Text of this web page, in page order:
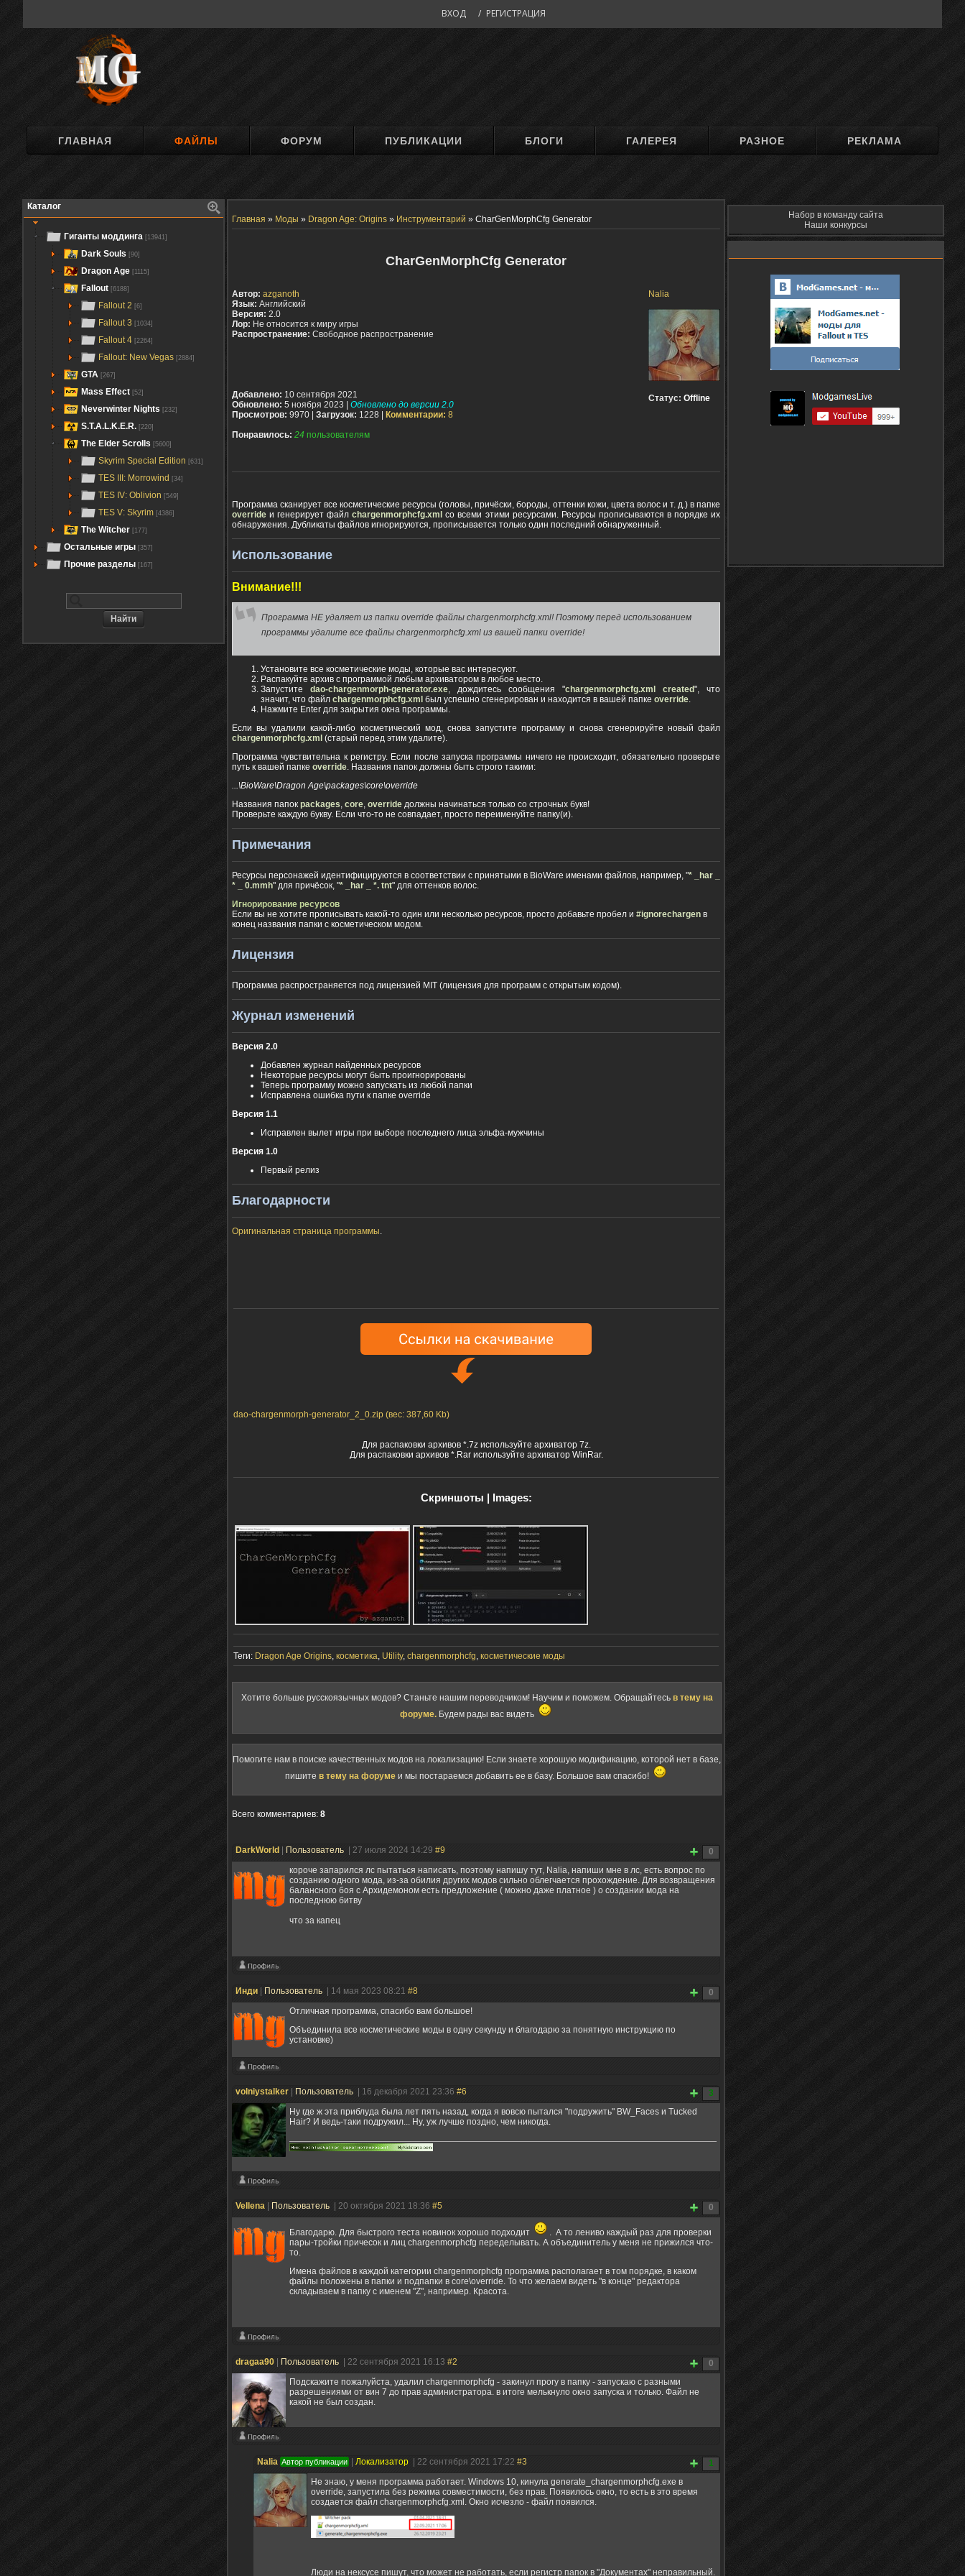
ВХОД / РЕГИСТРАЦИЯ
ГЛАВНАЯ ФАЙЛЫ ФОРУМ ПУБЛИКАЦИИ БЛОГИ ГАЛЕРЕЯ РАЗНОЕ РЕКЛАМА
Каталог
Гиганты моддинга [13941]
Dark Souls [90]
Dragon Age [1115]
Fallout [6188]
Fallout 2 [6]
Fallout 3 [1034]
Fallout 4 [2264]
Fallout: New Vegas [2884]
GTA [267]
Mass Effect [52]
Neverwinter Nights [232]
S.T.A.L.K.E.R. [220]
The Elder Scrolls [5600]
Skyrim Special Edition [631]
TES III: Morrowind [34]
TES IV: Oblivion [549]
TES V: Skyrim [4386]
The Witcher [177]
Остальные игры [357]
Прочие разделы [167]
Главная » Моды » Dragon Age: Origins » Инструментарий » CharGenMorphCfg Generator
CharGenMorphCfg Generator
Nalia
Статус: Offline
Автор: azganoth
Язык: Английский
Версия: 2.0
Лор: Не относится к миру игры
Распространение: Свободное распространение
Добавлено: 10 сентября 2021
Обновлено: 5 ноября 2023 | Обновлено до версии 2.0
Просмотров: 9970 | Загрузок: 1228 | Комментарии: 8
Понравилось: 24 пользователям
Программа сканирует все косметические ресурсы (головы, причёски, бороды, оттенки кожи, цвета волос и т. д.) в папке
override и генерирует файлchargenmorphcfg.xml со всеми этими ресурсами. Ресурсы прописываются в порядке их
обнаружения. Дубликаты файлов игнорируются, прописывается только один последний обнаруженный.
Использование
Внимание!!!
Программа НЕ удаляет из папки override файлы chargenmorphcfg.xml! Поэтому перед использованием
программы удалите все файлы chargenmorphcfg.xml из вашей папки override!
Установите все косметические моды, которые вас интересуют.
Распакуйте архив с программой любым архиватором в любое место.
Запустите dao-chargenmorph-generator.exe, дождитесь сообщения "chargenmorphcfg.xml created", что
значит, что файл chargenmorphcfg.xml был успешно сгенерирован и находится в вашей папке override.
Нажмите Enter для закрытия окна программы.
Если вы удалили какой-либо косметический мод, снова запустите программу и снова сгенерируйте новый файл
chargenmorphcfg.xml (старый перед этим удалите).
Программа чувствительна к регистру. Если после запуска программы ничего не происходит, обязательно проверьте
путь к вашей папке override. Названия папок должны быть строго такими:
...\BioWare\Dragon Age\packages\core\override
Названия папок packages, core, override должны начинаться только со строчных букв!
Проверьте каждую букву. Если что-то не совпадает, просто переименуйте папку(и).
Примечания
Ресурсы персонажей идентифицируются в соответствии с принятыми в BioWare именами файлов, например, "* _har _
* _ 0.mmh" для причёсок, "* _har _ *. tnt" для оттенков волос.
Игнорирование ресурсов
Если вы не хотите прописывать какой-то один или несколько ресурсов, просто добавьте пробел и #ignorechargen в
конец названия папки с косметическом модом.
Лицензия
Программа распространяется под лицензией MIT (лицензия для программ с открытым кодом).
Журнал изменений
Версия 2.0
Добавлен журнал найденных ресурсов
Некоторые ресурсы могут быть проигнорированы
Теперь программу можно запускать из любой папки
Исправлена ошибка пути к папке override
Версия 1.1
Исправлен вылет игры при выборе последнего лица эльфа-мужчины
Версия 1.0
Первый релиз
Благодарности
Оригинальная страница программы.
dao-chargenmorph-generator_2_0.zip (вес: 387,60 Kb)
Для распаковки архивов *.7z используйте архиватор 7z.
Для распаковки архивов *.Rar используйте архиватор WinRar.
Скриншоты | Images:
Теги: Dragon Age Origins, косметика, Utility, chargenmorphcfg, косметические моды
Хотите больше русскоязычных модов? Станьте нашим переводчиком! Научим и поможем. Обращайтесь в тему на
форуме. Будем рады вас видеть
Помогите нам в поиске качественных модов на локализацию! Если знаете хорошую модификацию, которой нет в базе,
пишите в тему на форуме и мы постараемся добавить ее в базу. Большое вам спасибо!
Всего комментариев: 8
0
DarkWorld Пользователь | 27 июля 2024 14:29 #9
короче запарился лс пытаться написать, поэтому напишу тут, Nalia, напиши мне в лс, есть вопрос по
созданию одного мода, из-за обилия других модов сильно облегчается прохождение. Для возвращения
балансного боя с Архидемоном есть предложение ( можно даже платное ) о создании мода на
последнюю битву
что за капец
0
Инди Пользователь | 14 мая 2023 08:21 #8
Отличная программа, спасибо вам большое!
Объединила все косметические моды в одну секунду и благодарю за понятную инструкцию по
установке)
3
volniystalker Пользователь | 16 декабря 2021 23:36 #6
Ну где ж эта приблуда была лет пять назад, когда я вовсю пытался "подружить" BW_Faces и Tucked
Hair? И ведь-таки подружил... Ну, уж лучше поздно, чем никогда.
0
Vellena Пользователь | 20 октября 2021 18:36 #5
Благодарю. Для быстрого теста новинок хорошо подходит
. А то лениво каждый раз для проверки
пары-тройки причесок и лиц chargenmorphcfg переделывать. А объединитель у меня не прижился что-
то.
Имена файлов в каждой категории chargenmorphcfg программа располагает в том порядке, в каком
файлы положены в папки и подпапки в core\override. То что желаем видеть "в конце" редактора
складываем в папку с именем "Z", например. Красота.
0
dragaa90 Пользователь | 22 сентября 2021 16:13 #2
Подскажите пожалуйста, удалил chargenmorphcfg - закинул прогу в папку - запускаю с разными
разрешениями от вин 7 до прав администратора. в итоге мелькнуло окно запуска и только. Файл не
какой не был создан.
1
Nalia Автор публикации Локализатор | 22 сентября 2021 17:22 #3
Не знаю, у меня программа работает. Windows 10, кинула generate_chargenmorphcfg.exe в
override, запустила без режима совместимости, без прав. Появилось окно, то есть в это время
создается файл chargenmorphcfg.xml. Окно исчезло - файл появился.
Люди на нексусе пишут, что может не работать, если регистр папок в "Документах" неправильный.
Набор в команду сайта
Наши конкурсы